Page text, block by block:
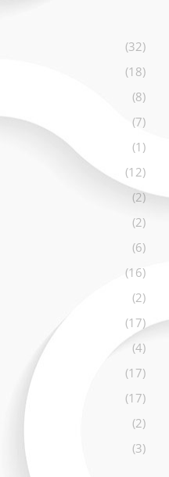
(32)
(18)
(8)
(7)
(1)
(12)
(2)
(2)
(6)
(16)
(2)
(17)
(4)
(17)
(17)
(2)
(3)